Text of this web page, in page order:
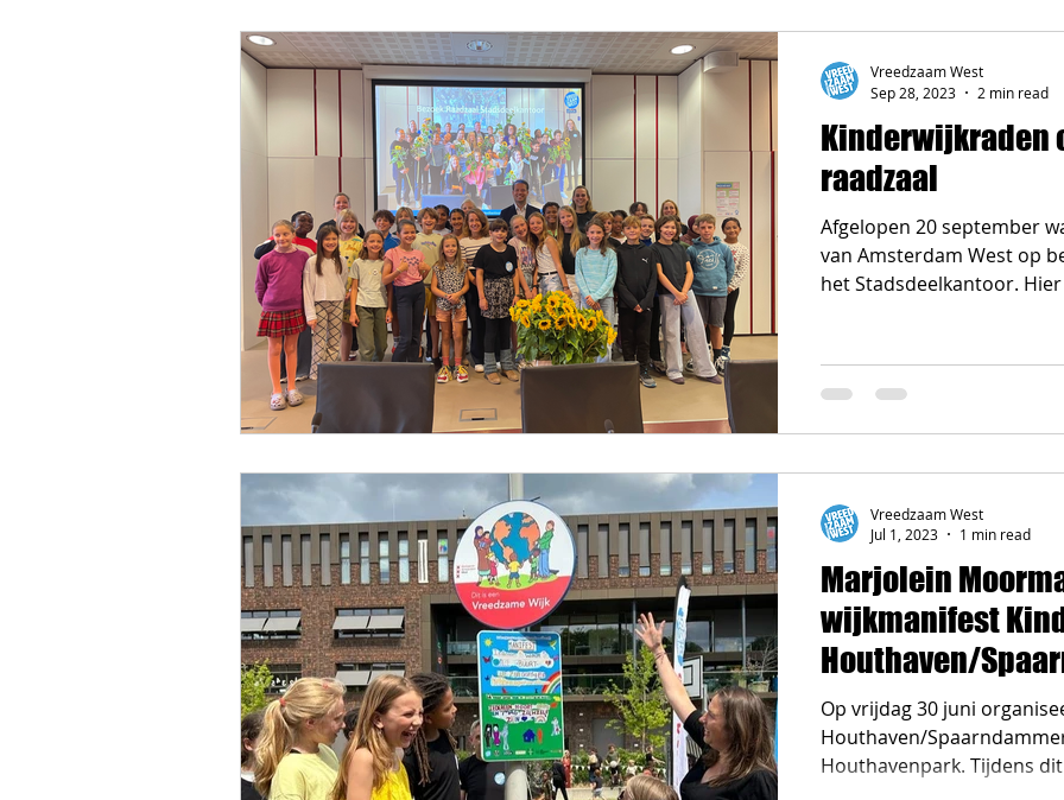
Kinderwijkraden
raadzaal
Afgelopen 20 september
van Amsterdam West op
het Stadsdeelkantoor. Hier
Vreedzaam West
Sep 28, 2023
2 min read
Marjolein
wijkmanifest
Houthaven/
tijdens Keti Koti
Op vrijdag 30 juni
Houthaven/Spaarndammerbuurt Keti
Houthavenpark. Tijdens
Vreedzaam West
Jul 1, 2023
1 min read